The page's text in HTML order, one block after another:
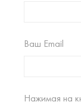
Ваш Email
Нажимая на